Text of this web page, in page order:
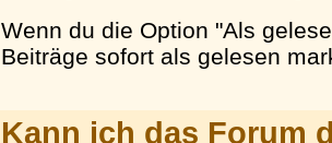
Wenn du die Option "Als
Beiträge sofort als gelesen
Kann ich das Forum